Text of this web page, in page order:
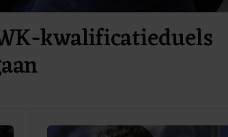
kwalificatieduels